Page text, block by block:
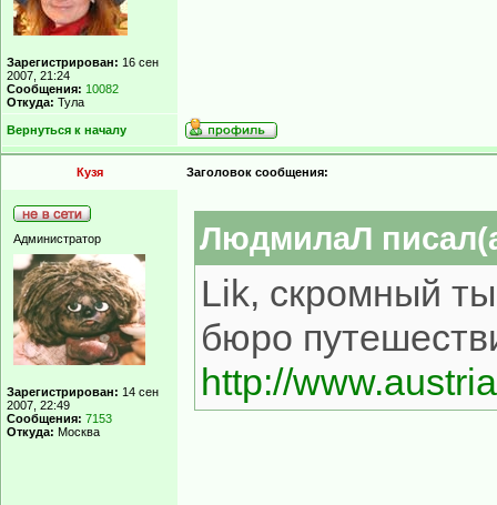
Зарегистрирован: 16 сен
2007, 21:24
Сообщения: 10082
Откуда: Тула
Вернуться к началу
Кузя Заголовок сообщения:
Администратор
Зарегистрирован: 14 сен
2007, 22:49
Сообщения: 7153
Откуда: Москва
ЛюдмилаЛ
Lik, скромный
бюро
http://